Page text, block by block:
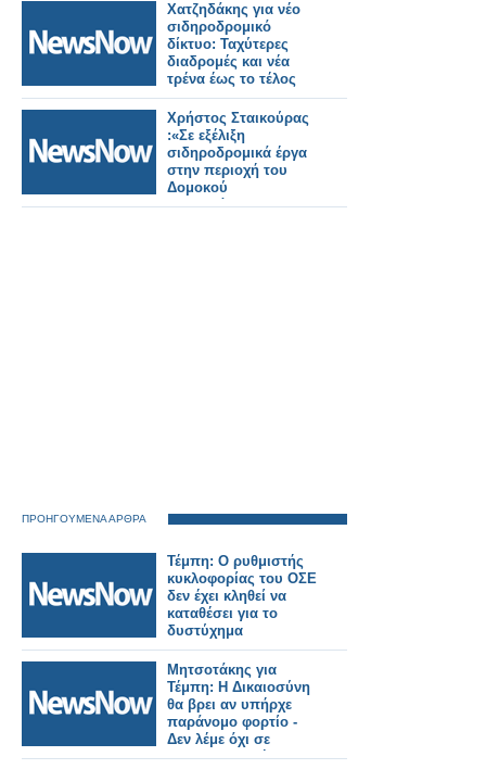
Χατζηδάκης για νέο
σιδηροδρομικό
δίκτυο: Ταχύτερες
διαδρομές και νέα
τρένα έως το τέλος
του 2026.
Χρήστος Σταικούρας
:«Σε εξέλιξη
σιδηροδρομικά έργα
στην περιοχή του
Δομοκού
αποκατάστασης
ΠΡΟΗΓΟΥΜΕΝΑ ΑΡΘΡΑ
Τέμπη: Ο ρυθμιστής
κυκλοφορίας του ΟΣΕ
δεν έχει κληθεί να
καταθέσει για το
δυστύχημα
Μητσοτάκης για
Τέμπη: Η Δικαιοσύνη
θα βρει αν υπήρχε
παράνομο φορτίο -
Δεν λέμε όχι σε
προανακριτική